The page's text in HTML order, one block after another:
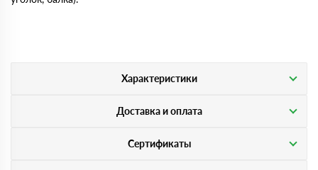
Характеристики
Доставка и оплата
Сертификаты